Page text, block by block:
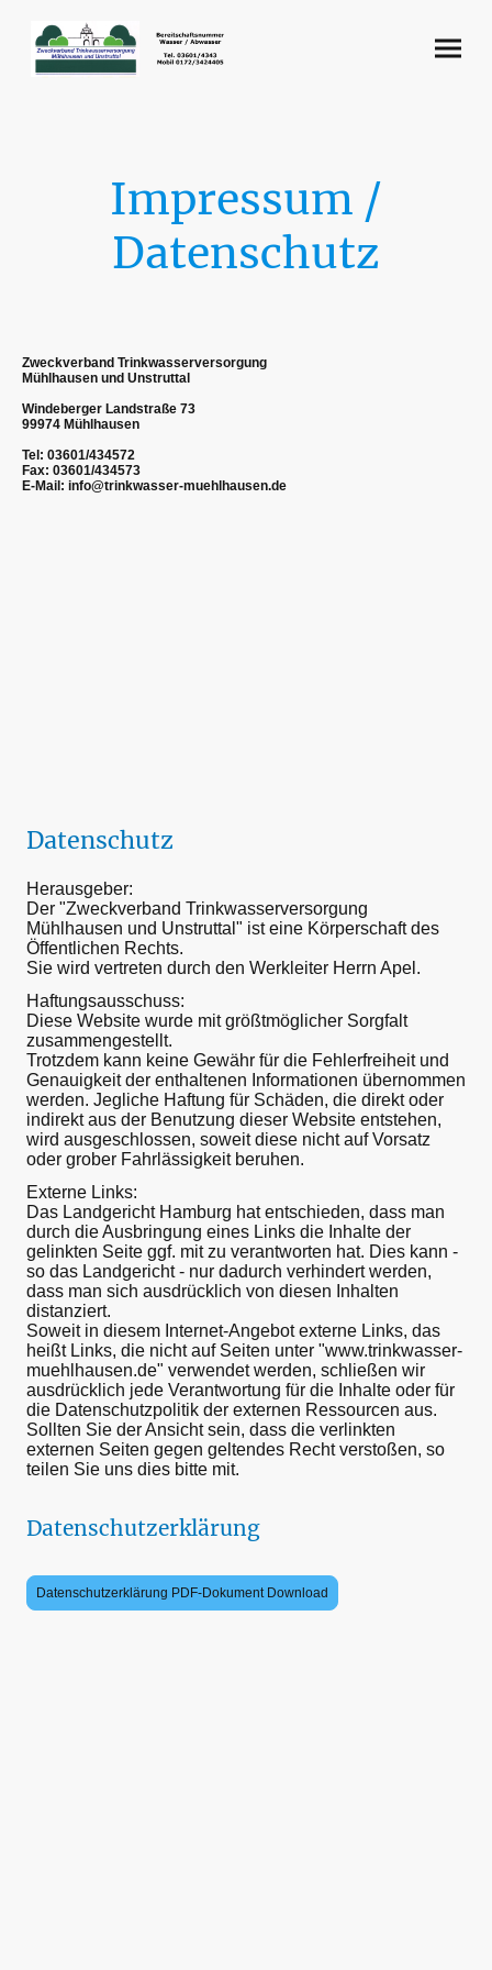
Impressum /
Datenschutz
Zweckverband Trinkwasserversorgung
Mühlhausen und Unstruttal
Windeberger Landstraße 73
99974 Mühlhausen
Tel: 03601/434572
Fax: 03601/434573
E-Mail: info@trinkwasser-muehlhausen.de
Datenschutz
Herausgeber:
Der "Zweckverband Trinkwasserversorgung
Mühlhausen und Unstruttal" ist eine Körperschaft des
Öffentlichen Rechts.
Sie wird vertreten durch den Werkleiter Herrn Apel.
Haftungsausschuss:
Diese Website wurde mit größtmöglicher Sorgfalt
zusammengestellt.
Trotzdem kann keine Gewähr für die Fehlerfreiheit und
Genauigkeit der enthaltenen Informationen übernommen
werden. Jegliche Haftung für Schäden, die direkt oder
indirekt aus der Benutzung dieser Website entstehen,
wird ausgeschlossen, soweit diese nicht auf Vorsatz
oder grober Fahrlässigkeit beruhen.
Externe Links:
Das Landgericht Hamburg hat entschieden, dass man
durch die Ausbringung eines Links die Inhalte der
gelinkten Seite ggf. mit zu verantworten hat. Dies kann -
so das Landgericht - nur dadurch verhindert werden,
dass man sich ausdrücklich von diesen Inhalten
distanziert.
Soweit in diesem Internet-Angebot externe Links, das
heißt Links, die nicht auf Seiten unter "www.trinkwasser-
muehlhausen.de" verwendet werden, schließen wir
ausdrücklich jede Verantwortung für die Inhalte oder für
die Datenschutzpolitik der externen Ressourcen aus.
Sollten Sie der Ansicht sein, dass die verlinkten
externen Seiten gegen geltendes Recht verstoßen, so
teilen Sie uns dies bitte mit.
Datenschutzerklärung
Datenschutzerklärung PDF-Dokument Download